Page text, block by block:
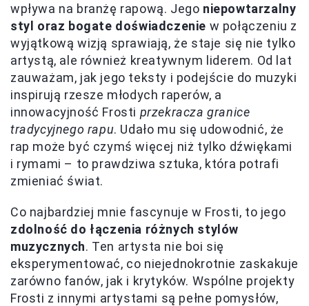
wpływa na branżę rapową. Jego niepowtarzalny
styl oraz bogate doświadczenie w połączeniu z
wyjątkową wizją sprawiają, że staje się nie tylko
artystą, ale również kreatywnym liderem. Od lat
zauważam, jak jego teksty i podejście do muzyki
inspirują rzesze młodych raperów, a
innowacyjność Frosti przekracza granice
tradycyjnego rapu. Udało mu się udowodnić, że
rap może być czymś więcej niż tylko dźwiękami
i rymami – to prawdziwa sztuka, która potrafi
zmieniać świat.
Co najbardziej mnie fascynuje w Frosti, to jego
zdolność do łączenia różnych stylów
muzycznych. Ten artysta nie boi się
eksperymentować, co niejednokrotnie zaskakuje
zarówno fanów, jak i krytyków. Wspólne projekty
Frosti z innymi artystami są pełne pomysłów,